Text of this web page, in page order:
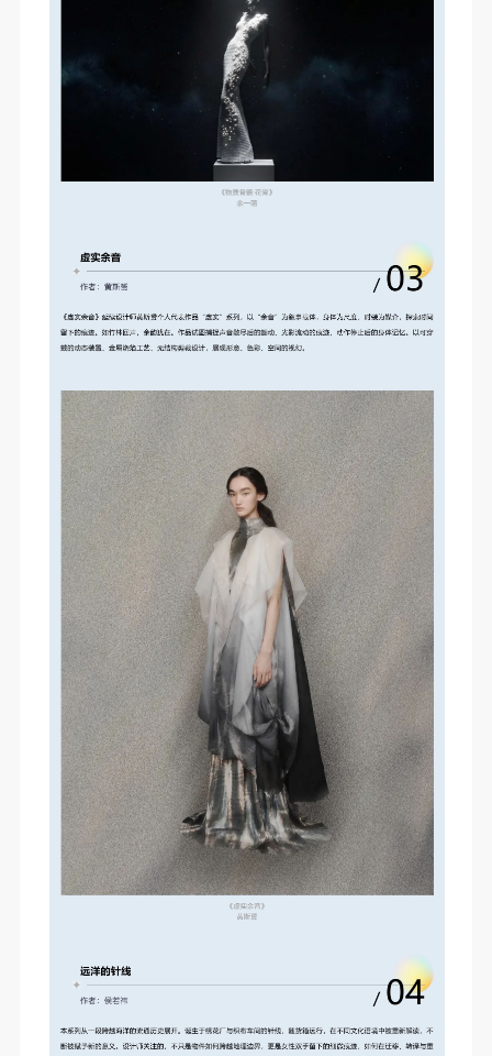
二、拍摄内容、使用形式、使用地域范围
（1）、拍摄内容 乙方拍摄的带有甲方肖像的作品内
容包括：①中央美术学院美术馆②中央美术学院校园
内○3由中央美术学院公共教育部策划或执行的一切活
（2）、使用形式 用于中央美术学院图书出版、销售
（3）、使用地域范围
适用地域范围包括国内和国外。
使用肖像的媒介限于不损害甲方肖像权的任何媒介
（如杂志、网络等）。
三、肖像权使用期限
永久使用。
四、许可使用费用
带有甲方肖像作品的拍摄费用由乙方承担。
乙方于拍摄完带有甲方肖像的作品无需支付甲方任何
费用。
（1）、本协议未尽事宜，经双方友好协商后可作为
本协议的补充协议，并不得违反相关法律法规规定。
（2）、本协议自甲乙双方签字（盖章）、勾选之日
起生效。
（3）、本协议包括纸质档和电子档，纸质档—式二
份，甲乙双方各执一份，均具有同等法律效力。
活动参与者意味着接受并承担本协议的全部义务，未
同意者意味着放弃参加此次活动的权利。凡参加这次
活动前，必须事先与自己的家属沟通，取得家属同
意，同时知晓并同意本免责声明。参加者签名/勾选
后，视作其家属也已知晓并同意。
二、拍摄内容、使用形式、使用地域范围
（1）、拍摄内容 乙方拍摄的带有甲方肖像的作品内
容包括：①中央美术学院美术馆②中央美术学院校园
内○3由中央美术学院公共教育部策划或执行的一切活
（2）、使用形式 用于中央美术学院图书出版、销售
（3）、使用地域范围
适用地域范围包括国内和国外。
使用肖像的媒介限于不损害甲方肖像权的任何媒介
（如杂志、网络等）。
三、肖像权使用期限
永久使用。
四、许可使用费用
带有甲方肖像作品的拍摄费用由乙方承担。
乙方于拍摄完带有甲方肖像的作品无需支付甲方任何
费用。
（1）、本协议未尽事宜，经双方友好协商后可作为
本协议的补充协议，并不得违反相关法律法规规定。
（2）、本协议自甲乙双方签字（盖章）、勾选之日
起生效。
（3）、本协议包括纸质档和电子档，纸质档—式二
份，甲乙双方各执一份，均具有同等法律效力。
活动参与者意味着接受并承担本协议的全部义务，未
同意者意味着放弃参加此次活动的权利。凡参加这次
活动前，必须事先与自己的家属沟通，取得家属同
意，同时知晓并同意本免责声明。参加者签名/勾选
后，视作其家属也已知晓并同意。
二、拍摄内容、使用形式、使用地域范围
（1）、拍摄内容 乙方拍摄的带有甲方肖像的作品内
容包括：①中央美术学院美术馆②中央美术学院校园
内○3由中央美术学院公共教育部策划或执行的一切活
（2）、使用形式 用于中央美术学院图书出版、销售
（3）、使用地域范围
适用地域范围包括国内和国外。
使用肖像的媒介限于不损害甲方肖像权的任何媒介
（如杂志、网络等）。
三、肖像权使用期限
永久使用。
四、许可使用费用
带有甲方肖像作品的拍摄费用由乙方承担。
乙方于拍摄完带有甲方肖像的作品无需支付甲方任何
费用。
（1）、本协议未尽事宜，经双方友好协商后可作为
本协议的补充协议，并不得违反相关法律法规规定。
（2）、本协议自甲乙双方签字（盖章）、勾选之日
起生效。
（3）、本协议包括纸质档和电子档，纸质档—式二
份，甲乙双方各执一份，均具有同等法律效力。
活动参与者意味着接受并承担本协议的全部义务，未
同意者意味着放弃参加此次活动的权利。凡参加这次
活动前，必须事先与自己的家属沟通，取得家属同
意，同时知晓并同意本免责声明。参加者签名/勾选
后，视作其家属也已知晓并同意。